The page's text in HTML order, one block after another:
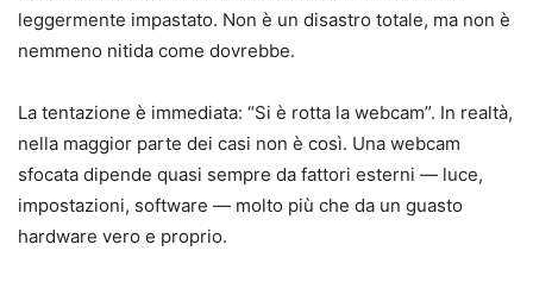
leggermente impastato. Non è un disastro totale, ma non è
nemmeno nitida come dovrebbe.
La tentazione è immediata: “Si è rotta la webcam”. In realtà,
nella maggior parte dei casi non è così. Una webcam
sfocata dipende quasi sempre da fattori esterni — luce,
impostazioni, software — molto più che da un guasto
hardware vero e proprio.